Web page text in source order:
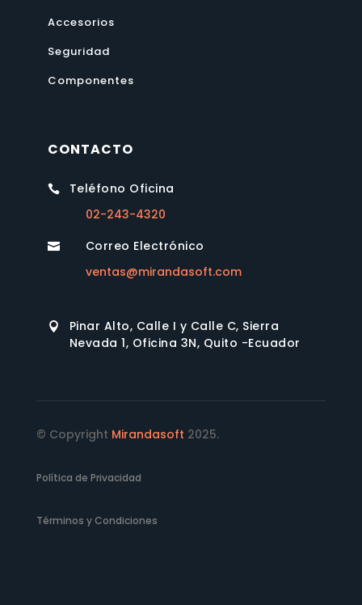
Accesorios
Seguridad
Componentes
CONTACTO

Teléfono Oficina
02-243-4320

Correo Electrónico
ventas@mirandasoft.com

Pinar Alto, Calle I y Calle C, Sierra
Nevada 1, Oficina 3N, Quito -Ecuador
© Copyright Mirandasoft 2025.
Política de Privacidad
Términos y Condiciones